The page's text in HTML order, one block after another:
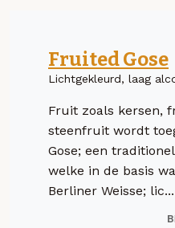
Fruited Gose
Lichtgekleurd, laag
Fruit zoals kersen,
steenfruit wordt
Gose; een
welke in de basis
Berliner Weisse; lic...